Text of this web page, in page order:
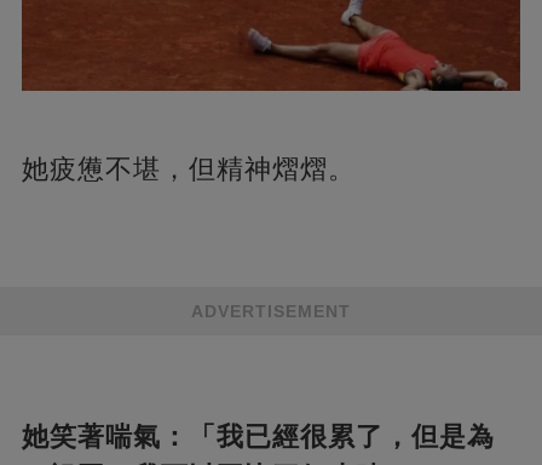
她疲憊不堪，但精神熠熠。
ADVERTISEMENT
她笑著喘氣：「我已經很累了，但是為